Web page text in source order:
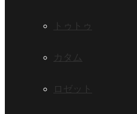
トゥトゥ
カタム
ロゼット